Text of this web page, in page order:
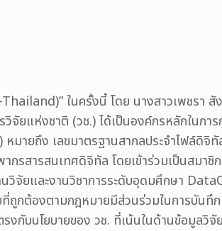
ในครั้งนี้ โดย นางสาวเพชรา
วิจัยแห่งชาติ (วช.) ได้เป็นองค์กรหลักใน
ายถึง เลขมาตรฐานสากลประจำไฟล์ดิจิ
กรสารสนเทศดิจิทัล โดยเข้าร่วมเป็นส
จัยและงานวิชาการระดับอุดมศึกษา
ถูกต้องตามกฎหมายมีส่วนร่วมในการบันทึ
รงกับนโยบายของ วช. ที่เน้นในด้านข้อมู